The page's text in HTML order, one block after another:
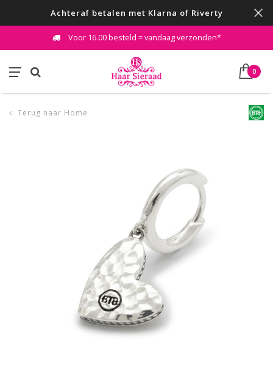
Achteraf betalen met Klarna of Riverty
Voor 16.00 besteld = vandaag verzonden*
0
Terug naar Home